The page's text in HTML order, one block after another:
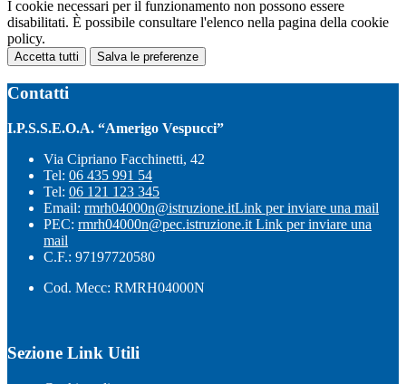
I cookie necessari per il funzionamento non possono essere
disabilitati. È possibile consultare l'elenco nella pagina della cookie
policy.
Accetta tutti Salva le preferenze
Contatti
I.P.S.S.E.O.A. “Amerigo Vespucci”
Via Cipriano Facchinetti, 42
Tel: 06 435 991 54
Tel: 06 121 123 345
Email: rmrh04000n@istruzione.itLink per inviare una mail
PEC: rmrh04000n@pec.istruzione.it Link per inviare una
mail
C.F.: 97197720580
Cod. Mecc: RMRH04000N
Sezione Link Utili